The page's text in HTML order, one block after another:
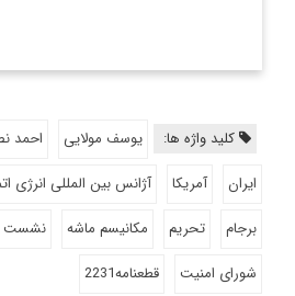
کلید واژه ها: یوسف مولایی احمد
ایران
آمریکا آژانس بین المللی انرژی
برجام
تحریم مکانیسم ماشه
نشست
شورای امنیت
قطعنامه2231